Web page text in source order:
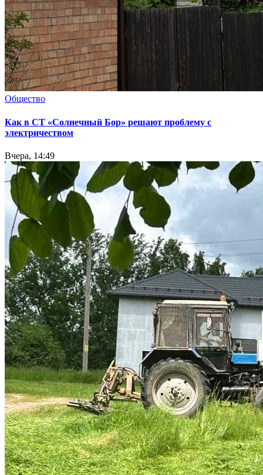
Общество
Как в СТ «Солнечный Бор» решают проблему с
электричеством
Вчера, 14:49